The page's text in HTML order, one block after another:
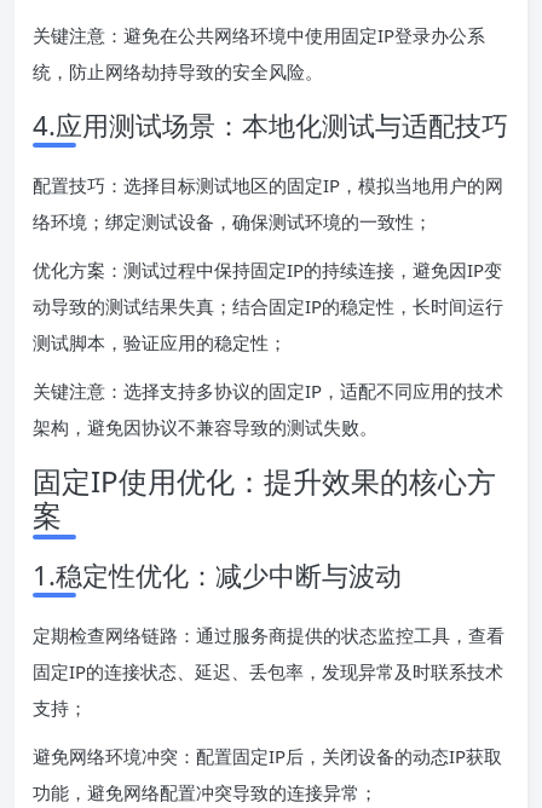
关键注意：避免在公共网络环境中使用固定IP登录办公系
统，防止网络劫持导致的安全风险。
4.应用测试场景：本地化测试与适配技巧
配置技巧：选择目标测试地区的固定IP，模拟当地用户的网
络环境；绑定测试设备，确保测试环境的一致性；
优化方案：测试过程中保持固定IP的持续连接，避免因IP变
动导致的测试结果失真；结合固定IP的稳定性，长时间运行
测试脚本，验证应用的稳定性；
关键注意：选择支持多协议的固定IP，适配不同应用的技术
架构，避免因协议不兼容导致的测试失败。
固定IP使用优化：提升效果的核心方
案
1.稳定性优化：减少中断与波动
定期检查网络链路：通过服务商提供的状态监控工具，查看
固定IP的连接状态、延迟、丢包率，发现异常及时联系技术
支持；
避免网络环境冲突：配置固定IP后，关闭设备的动态IP获取
功能，避免网络配置冲突导致的连接异常；